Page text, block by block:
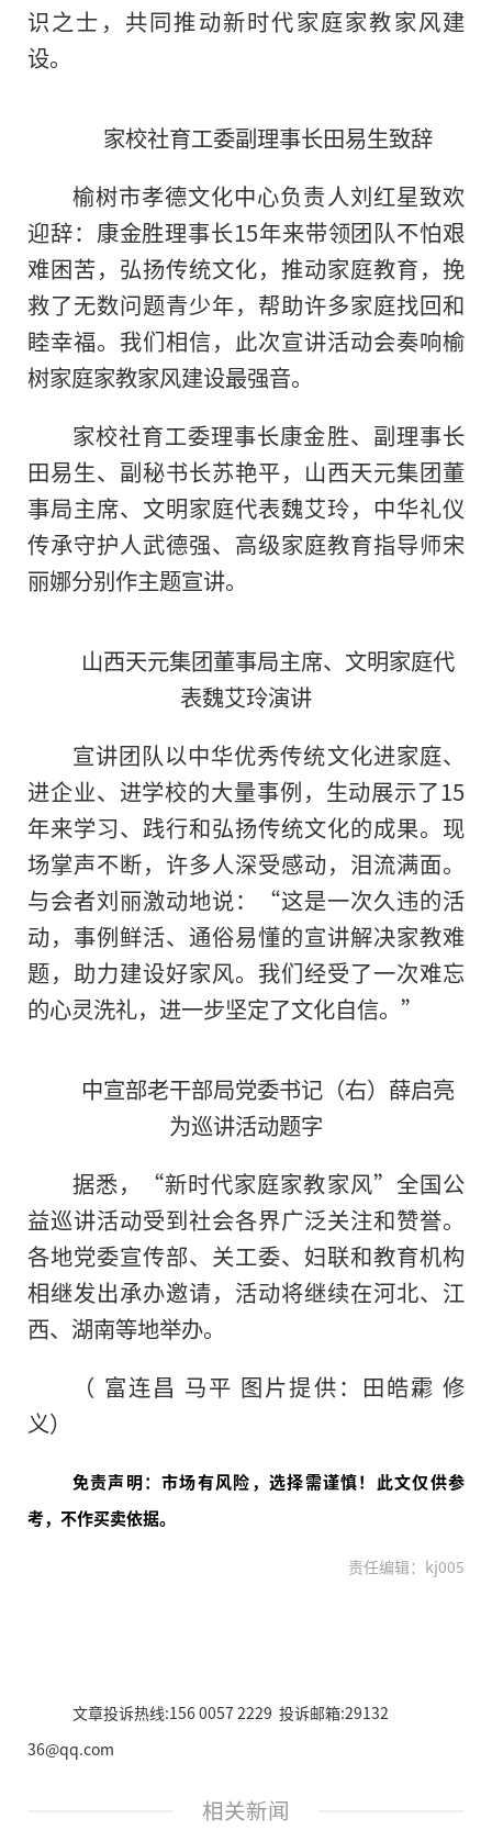
识之士，共同推动新时代家庭家教家风建
设。
家校社育工委副理事长田易生致辞
榆树市孝德文化中心负责人刘红星致欢
迎辞：康金胜理事长15年来带领团队不怕艰
难困苦，弘扬传统文化，推动家庭教育，挽
救了无数问题青少年，帮助许多家庭找回和
睦幸福。我们相信，此次宣讲活动会奏响榆
树家庭家教家风建设最强音。
家校社育工委理事长康金胜、副理事长
田易生、副秘书长苏艳平，山西天元集团董
事局主席、文明家庭代表魏艾玲，中华礼仪
传承守护人武德强、高级家庭教育指导师宋
丽娜分别作主题宣讲。
山西天元集团董事局主席、文明家庭代
表魏艾玲演讲
宣讲团队以中华优秀传统文化进家庭、
进企业、进学校的大量事例，生动展示了15
年来学习、践行和弘扬传统文化的成果。现
场掌声不断，许多人深受感动，泪流满面。
与会者刘丽激动地说：“这是一次久违的活
动，事例鲜活、通俗易懂的宣讲解决家教难
题，助力建设好家风。我们经受了一次难忘
的心灵洗礼，进一步坚定了文化自信。”
中宣部老干部局党委书记（右）薛启亮
为巡讲活动题字
据悉，“新时代家庭家教家风”全国公
益巡讲活动受到社会各界广泛关注和赞誉。
各地党委宣传部、关工委、妇联和教育机构
相继发出承办邀请，活动将继续在河北、江
西、湖南等地举办。
（ 富连昌 马平 图片提供：田皓霦 修
义）
免责声明：市场有风险，选择需谨慎！此文仅供参
考，不作买卖依据。
责任编辑：kj005
文章投诉热线:156 0057 2229 投诉邮箱:29132
36@qq.com
相关新闻